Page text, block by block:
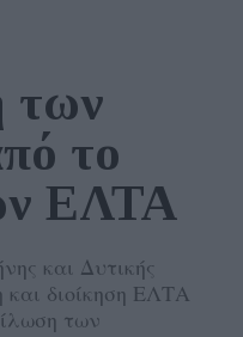
των
το
ΕΛΤΑ
και Δυτικής
διοίκηση ΕΛΤΑ
των